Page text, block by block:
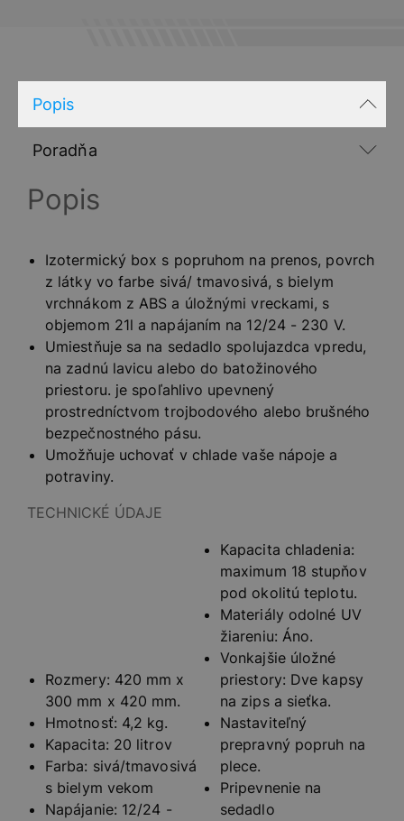
Popis
Poradňa
Popis
Izotermický box s popruhom na prenos, povrch
z látky vo farbe sivá/ tmavosivá, s bielym
vrchnákom z ABS a úložnými vreckami, s
objemom 21l a napájaním na 12/24 - 230 V.
Umiestňuje sa na sedadlo spolujazdca vpredu,
na zadnú lavicu alebo do batožinového
priestoru. je spoľahlivo upevnený
prostredníctvom trojbodového alebo brušného
bezpečnostného pásu.
Umožňuje uchovať v chlade vaše nápoje a
potraviny.
TECHNICKÉ ÚDAJE
Rozmery: 420 mm x
300 mm x 420 mm.
Hmotnosť: 4,2 kg.
Kapacita: 20 litrov
Farba: sivá/tmavosivá
s bielym vekom
Napájanie: 12/24 -
Kapacita chladenia:
maximum 18 stupňov
pod okolitú teplotu.
Materiály odolné UV
žiareniu: Áno.
Vonkajšie úložné
priestory: Dve kapsy
na zips a sieťka.
Nastaviteľný
prepravný popruh na
plece.
Pripevnenie na
sedadlo